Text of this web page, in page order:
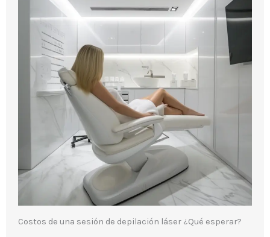
Costos de una sesión de depilación láser ¿Qué esperar?